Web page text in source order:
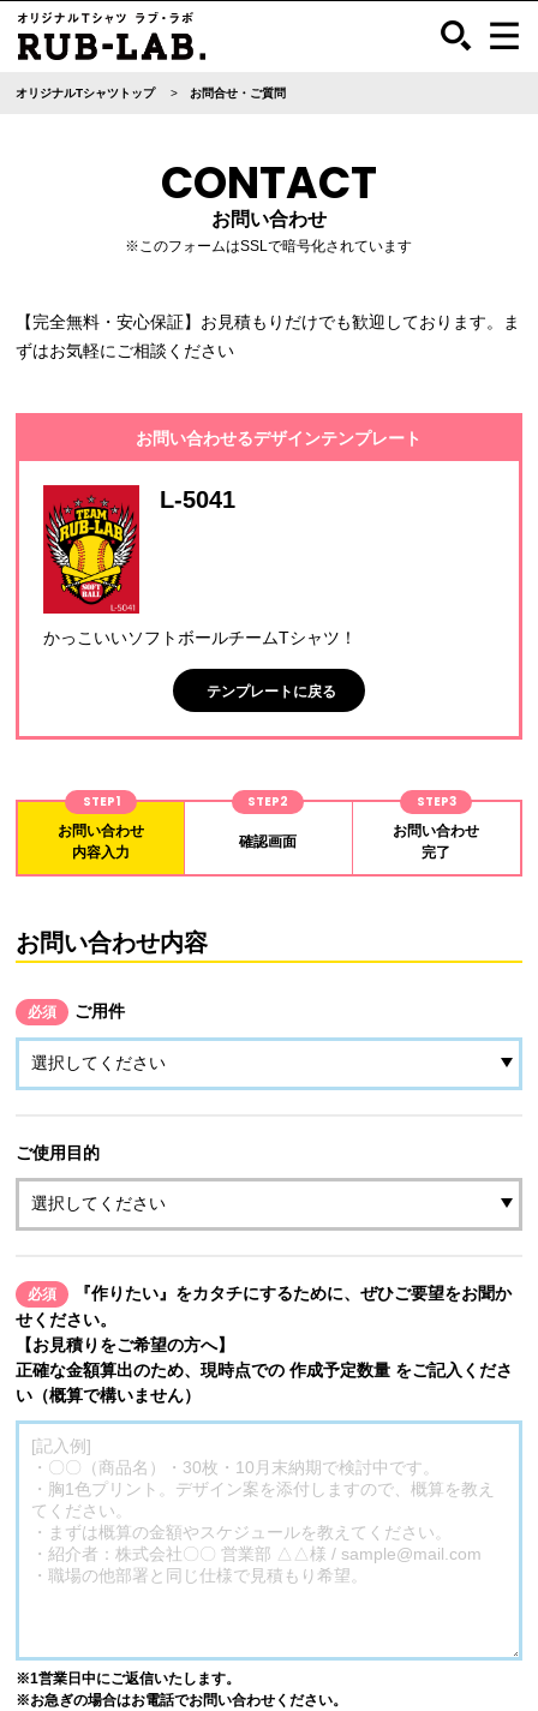
オリジナルTシャツトップ お問合せ・ご質問
CONTACT
お問い合わせ
※このフォームはSSLで暗号化されています
【完全無料・安心保証】お見積もりだけでも歓迎しております。ま
ずはお気軽にご相談ください
お問い合わせるデザインテンプレート
L-5041
かっこいいソフトボールチームTシャツ！
テンプレートに戻る
STEP1
お問い合わせ
内容入力
STEP2
確認画面
STEP3
お問い合わせ
完了
お問い合わせ内容
必須 ご用件
ご使用目的
必須
『作りたい』をカタチにするために、ぜひご要望をお聞か
せください。
【お見積りをご希望の方へ】
正確な金額算出のため、現時点での 作成予定数量 をご記入くださ
い（概算で構いません）
※1営業日中にご返信いたします。
※お急ぎの場合はお電話でお問い合わせください。